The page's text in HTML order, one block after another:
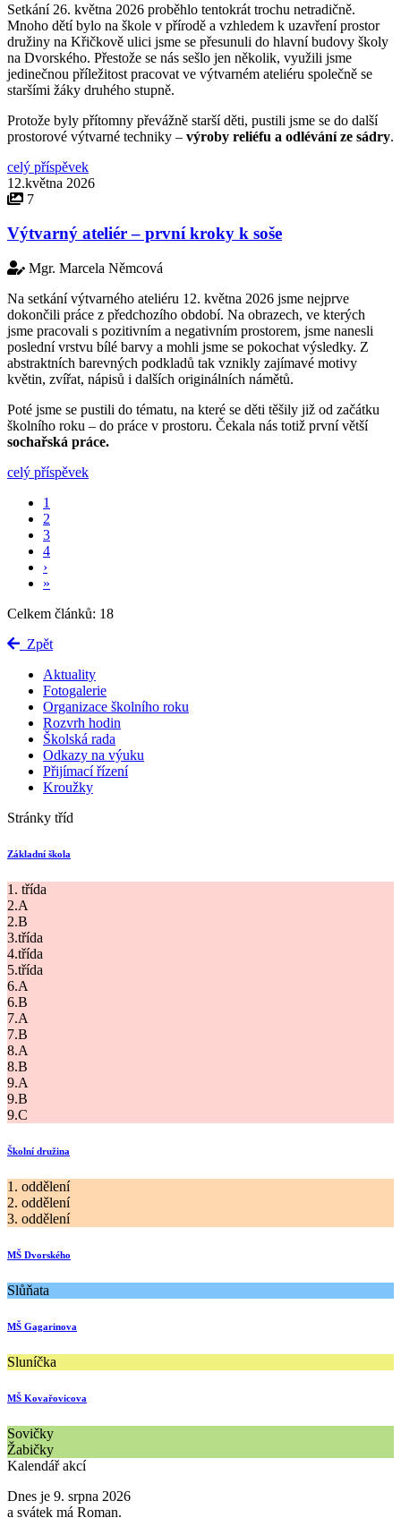
Setkání 26. května 2026 proběhlo tentokrát trochu netradičně.
Mnoho dětí bylo na škole v přírodě a vzhledem k uzavření prostor
družiny na Křičkově ulici jsme se přesunuli do hlavní budovy školy
na Dvorského. Přestože se nás sešlo jen několik, využili jsme
jedinečnou příležitost pracovat ve výtvarném ateliéru společně se
staršími žáky druhého stupně.
Protože byly přítomny převážně starší děti, pustili jsme se do další
prostorové výtvarné techniky – výroby reliéfu a odlévání ze sádry.
celý příspěvek
12.května 2026
7
Výtvarný ateliér – první kroky k soše
Mgr. Marcela Němcová
Na setkání výtvarného ateliéru 12. května 2026 jsme nejprve
dokončili práce z předchozího období. Na obrazech, ve kterých
jsme pracovali s pozitivním a negativním prostorem, jsme nanesli
poslední vrstvu bílé barvy a mohli jsme se pokochat výsledky. Z
abstraktních barevných podkladů tak vznikly zajímavé motivy
květin, zvířat, nápisů i dalších originálních námětů.
Poté jsme se pustili do tématu, na které se děti těšily již od začátku
školního roku – do práce v prostoru. Čekala nás totiž první větší
sochařská práce.
celý příspěvek
1
2
3
4
›
»
Celkem článků: 18
Zpět
Aktuality
Fotogalerie
Organizace školního roku
Rozvrh hodin
Školská rada
Odkazy na výuku
Přijímací řízení
Kroužky
Stránky tříd
Základní škola
1. třída
2.A
2.B
3.třída
4.třída
5.třída
6.A
6.B
7.A
7.B
8.A
8.B
9.A
9.B
9.C
Školní družina
1. oddělení
2. oddělení
3. oddělení
MŠ Dvorského
Slůňata
MŠ Gagarinova
Sluníčka
MŠ Kovařovicova
Sovičky
Žabičky
Kalendář akcí
Dnes je 9. srpna 2026
a svátek má Roman.